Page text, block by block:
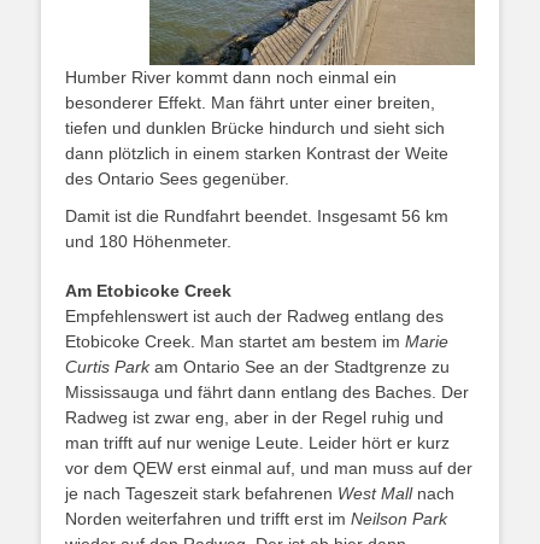
Humber River kommt dann noch einmal ein
besonderer Effekt. Man fährt unter einer breiten,
tiefen und dunklen Brücke hindurch und sieht sich
dann plötzlich in einem starken Kontrast der Weite
des Ontario Sees gegenüber.
Damit ist die Rundfahrt beendet. Insgesamt 56 km
und 180 Höhenmeter.
Am Etobicoke Creek
Empfehlenswert ist auch der Radweg entlang des
Etobicoke Creek. Man startet am bestem im Marie
Curtis Parkam Ontario See an der Stadtgrenze zu
Mississauga und fährt dann entlang des Baches. Der
Radweg ist zwar eng, aber in der Regel ruhig und
man trifft auf nur wenige Leute. Leider hört er kurz
vor dem QEW erst einmal auf, und man muss auf der
je nach Tageszeit stark befahrenen West Mallnach
Norden weiterfahren und trifft erst im Neilson Park